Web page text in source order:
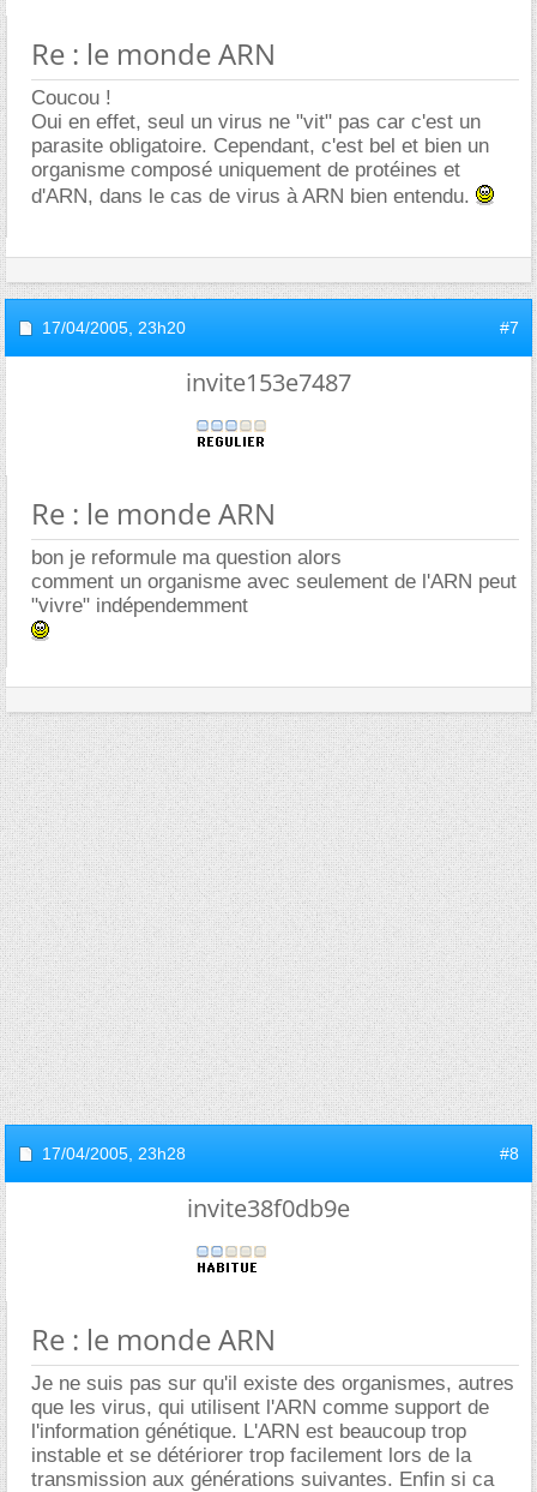
Re : le monde ARN
Coucou !
Oui en effet, seul un virus ne "vit" pas car c'est un
parasite obligatoire. Cependant, c'est bel et bien un
organisme composé uniquement de protéines et
d'ARN, dans le cas de virus à ARN bien entendu.
17/04/2005, 23h20 #7
invite153e7487
Re : le monde ARN
bon je reformule ma question alors
comment un organisme avec seulement de l'ARN peut
"vivre" indépendemment
17/04/2005, 23h28 #8
invite38f0db9e
Re : le monde ARN
Je ne suis pas sur qu'il existe des organismes, autres
que les virus, qui utilisent l'ARN comme support de
l'information génétique. L'ARN est beaucoup trop
instable et se détériorer trop facilement lors de la
transmission aux générations suivantes. Enfin si ca